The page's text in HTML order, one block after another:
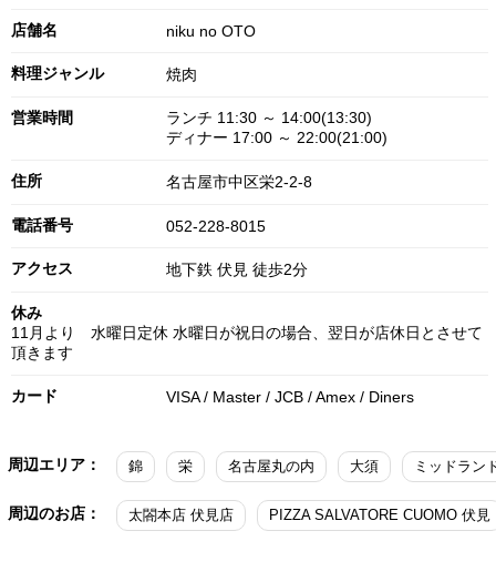
店舗名 niku no OTO
料理ジャンル 焼肉
営業時間
ランチ 11:30 ～ 14:00(13:30)
ディナー 17:00 ～ 22:00(21:00)
住所 名古屋市中区栄2-2-8
電話番号 052-228-8015
アクセス 地下鉄 伏見 徒歩2分
休み
11月より 水曜日定休 水曜日が祝日の場合、翌日が店休日とさせて
頂きます
カード VISA / Master / JCB / Amex / Diners
周辺エリア： 錦 栄 名古屋丸の内 大須 ミッドラン
周辺のお店： 太閤本店 伏見店 PIZZA SALVATORE CUOMO 伏見